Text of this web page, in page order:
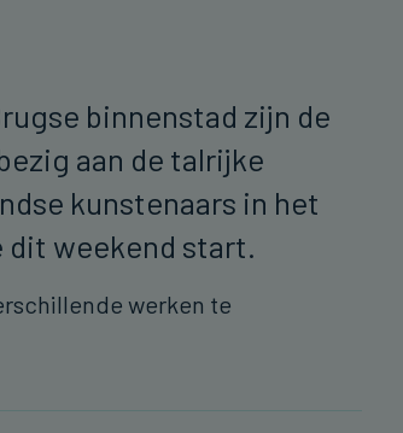
binnenstad zijn de
aan de talrijke
kunstenaars in het
dit weekend start.
werken te